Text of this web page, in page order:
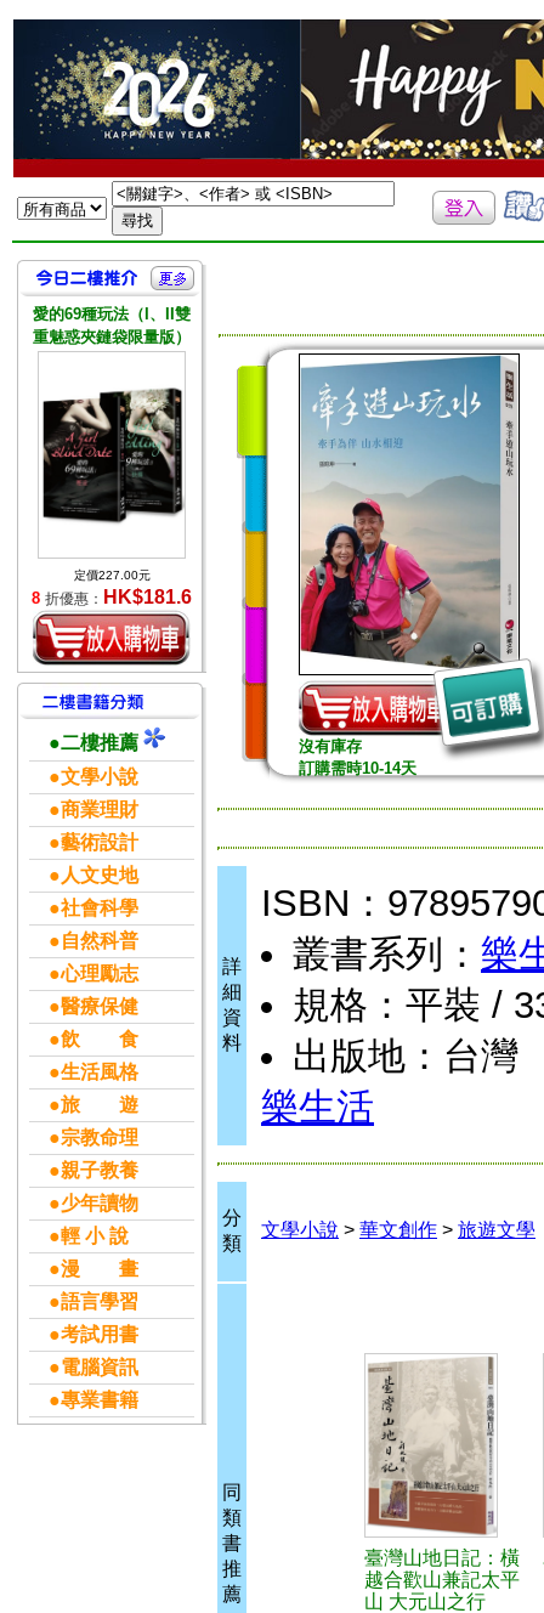
愛的69種玩法（I、II雙
重魅惑夾鏈袋限量版）
定價227.00元
8 折優惠： HK$181.6
●二樓推薦
●文學小說
●商業理財
●藝術設計
●人文史地
●社會科學
●自然科普
●心理勵志
●醫療保健
●飲 食
●生活風格
●旅 遊
●宗教命理
●親子教養
●少年讀物
●輕 小 說
●漫 畫
●語言學習
●考試用書
●電腦資訊
●專業書籍
沒有庫存
訂購需時10-14天
詳
細
資
料
ISBN：
叢書系列： 樂
規格：平裝 /
出版地：台灣
樂生活
分
類
文學小說 > 華文創作 > 旅遊文學
同
類
書
推
薦
臺灣山地日記：橫
越合歡山兼記太平
山 大元山之行